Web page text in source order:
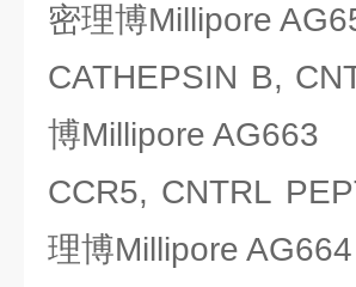
密理博Millipore
CATHEPSIN B,
博Millipore AG663
CCR5, CNTRL
理博Millipore AG664